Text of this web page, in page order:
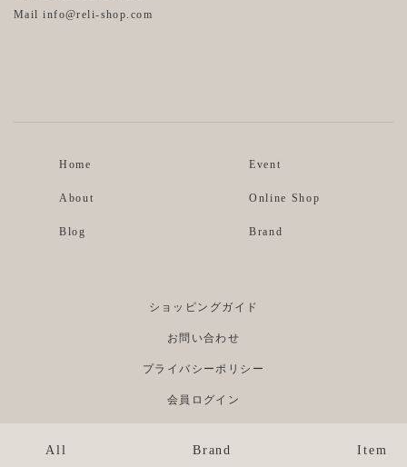
All Brand Item
Mail info@reli-shop.com
Home
About
Blog
Event
Online Shop
Brand
ショッピングガイド
お問い合わせ
プライバシーポリシー
会員ログイン
©Re;li. ALL RIGHTS RESERVED.